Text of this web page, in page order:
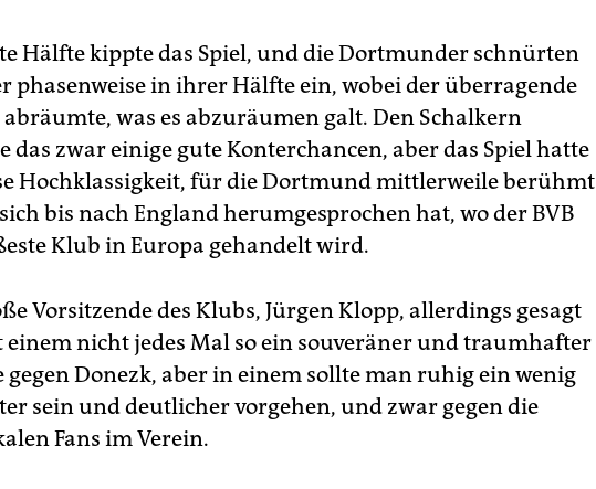
Hälfte kippte das Spiel, und die Dortmunder schnürten
phasenweise in ihrer Hälfte ein, wobei der überragende
was es abzuräumen galt. Den Schalkern
das zwar einige gute Konterchancen, aber das Spiel hatte
Hochklassigkeit, für die Dortmund mittlerweile berühmt
bis nach England herumgesprochen hat, wo der BVB
Klub in Europa gehandelt wird.
Vorsitzende des Klubs, Jürgen Klopp, allerdings gesagt
einem nicht jedes Mal so ein souveräner und traumhafter
Donezk, aber in einem sollte man ruhig ein wenig
sein und deutlicher vorgehen, und zwar gegen die
Fans im Verein.